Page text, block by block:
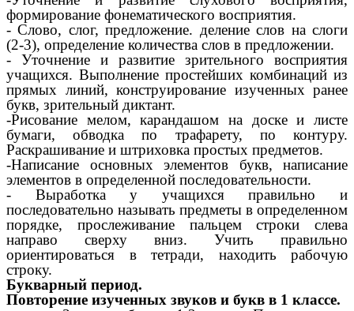
формирование фонематического восприятия.
- Слово, слог, предложение. деление слов на слоги
(2-3), определение количества слов в предложении.
- Уточнение и развитие зрительного восприятия
учащихся. Выполнение простейших комбинаций из
прямых линий, конструирование изученных ранее
букв, зрительный диктант.
-Рисование мелом, карандашом на доске и листе
бумаги, обводка по трафарету, по контуру.
Раскрашивание и штриховка простых предметов.
-Написание основных элементов букв, написание
элементов в определенной последовательности.
- Выработка у учащихся правильно и
последовательно называть предметы в определенном
порядке, прослеживание пальцем строки слева
направо сверху вниз. Учить правильно
ориентироваться в тетради, находить рабочую
строку.
Букварный период.
Повторение изученных звуков и букв в 1 классе.